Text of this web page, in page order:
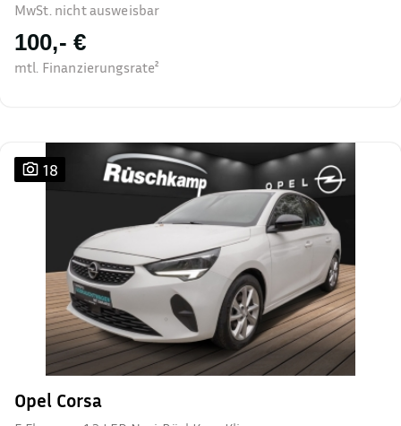
MwSt. nicht ausweisbar
100,- €
mtl. Finanzierungsrate²
18
Opel Corsa